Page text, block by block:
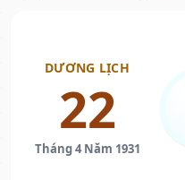
DƯƠNG LỊCH
22
Tháng 4 Năm 1931